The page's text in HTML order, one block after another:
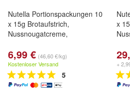
Nutella Portionspackungen 10
x 15g Brotaufstrich,
Nussnougatcreme,
6,99 € (46,60 €/kg)
Kostenloser Versand
5
x
+